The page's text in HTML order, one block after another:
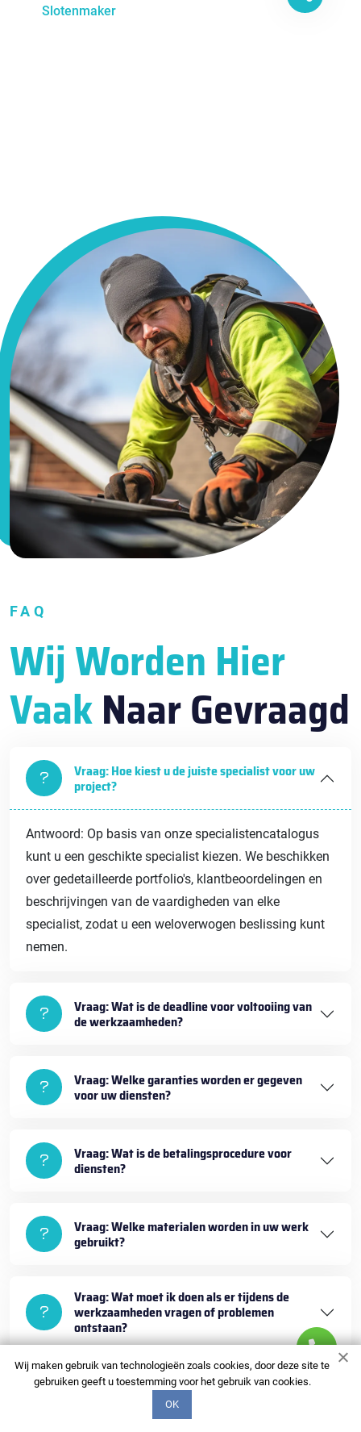
Slotenmaker
FAQ
Wij Worden Hier
VaakNaar Gevraagd
Vraag: Hoe kiest u de juiste specialist voor uw
project?
Antwoord: Op basis van onze specialistencatalogus
kunt u een geschikte specialist kiezen. We beschikken
over gedetailleerde portfolio's, klantbeoordelingen en
beschrijvingen van de vaardigheden van elke
specialist, zodat u een weloverwogen beslissing kunt
nemen.
Vraag: Wat is de deadline voor voltooiing van
de werkzaamheden?
Vraag: Welke garanties worden er gegeven
voor uw diensten?
Vraag: Wat is de betalingsprocedure voor
diensten?
Vraag: Welke materialen worden in uw werk
gebruikt?
Vraag: Wat moet ik doen als er tijdens de
werkzaamheden vragen of problemen
ontstaan?
Wij maken gebruik van technologieën zoals cookies, door deze site te
gebruiken geeft u toestemming voor het gebruik van cookies.
OK